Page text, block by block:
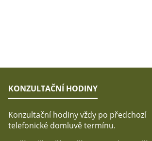
KONZULTAČNÍ HODINY
Konzultační hodiny vždy po předchozí
telefonické domluvě termínu.